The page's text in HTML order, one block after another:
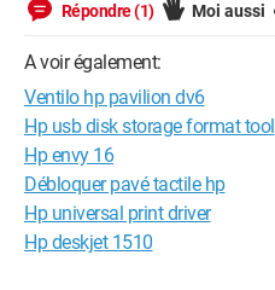
Répondre (1) Moi aussi
A voir également:
Ventilo hp pavilion dv6
Hp usb disk storage format tool
Hp envy 16
Débloquer pavé tactile hp
Hp universal print driver
Hp deskjet 1510